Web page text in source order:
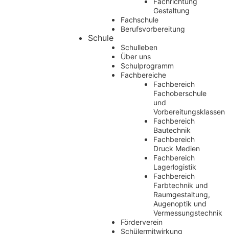
Gestaltung
Fachschule
Berufsvorbereitung
Schule
Schulleben
Über uns
Schulprogramm
Fachbereiche
Fachbereich
Fachoberschule
und
Vorbereitungsklassen
Fachbereich
Bautechnik
Fachbereich
Druck Medien
Fachbereich
Lagerlogistik
Fachbereich
Farbtechnik und
Raumgestaltung,
Augenoptik und
Vermessungstechnik
Förderverein
Schülermitwirkung